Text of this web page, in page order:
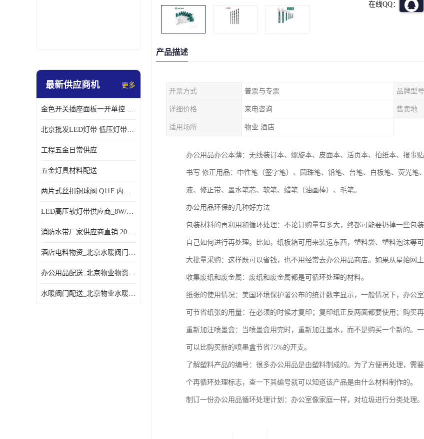
最新供应商机 更多
金色开关插座面板一开单控 _一开双控五孔插座
北京批发LED灯带 低压灯带定制 景观亮化灯条
工程五金日常供应
五金灯具材料配送
两片式丝扣铜球阀 Q11F 内螺纹铜球阀
LED高压软灯带供应商_8W/米客厅吊顶暗槽
消防水带厂家供应商直销 20-65-25消防水带
酒店电料物资_北京水暖阀门一站式
办公用品配送_北京物业物资配送
水暖阀门配送_北京物业水暖阀门配送
在线QQ：
产品描述
开票方式 普票与专票 品牌型号
详细价格 来电咨询 售卖地
适用场所 物业 酒店
办公用品办公本薄：无线装订本、螺旋本、皮面本、活页本、拍纸本、报事
书写 修正用品：中性笔（签字笔）、圆珠笔、铅笔、台笔、白板笔、荧光笔
液、修正带、墨水笔芯、软笔、蜡笔（油画棒）、毛笔。
办公用品环保的几种好方法
包装材料的再利用和循环处理：不论订购量有多大，终都可能要扔掉一些包
自己如何进行再处理。比如，纸板箱可用来装运东西，塑料袋、塑料泡沫等
大批量采购：这样既可以省钱，也不用经常去办公用品商店。如果从星始网
收集废纸和废金属：废纸和废金属都是可循环处理的材料。
纸张的使用情况：美国环境保护署公布的统计数字显示，一般情况下，办公
可节省纸张的用量：在必须的时候才复印；复印纸正反两面都要使用；购买再
重新加注喷墨盒：当喷墨盒用完时，重新加注墨水，而不是购买一个新的。
可以比购买新的喷墨盒节省75%的开支。
了解塑料产品的编号：很多办公用品是由塑料制成的。为了方便再处理，需
个再循环处理标志，查一下其编号就可以知道该产品是由什么材料制作的。
制订一份办公用品循环处理计划：办公室像家庭一样，对垃圾进行分类处理